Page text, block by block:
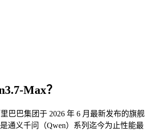
Max？
巴巴集团于 2026 年 6 月最新发布的旗舰
通义千问（Qwen）系列迄今为止性能最